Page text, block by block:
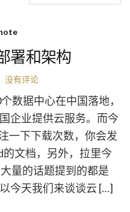
署和架构
没有评论
数据中心在中国落地，
企业提供云服务。而今
一下下载次数，你会发
文档，另外，拉里今
量的话题提到的都是
今天我们来谈谈云 […]